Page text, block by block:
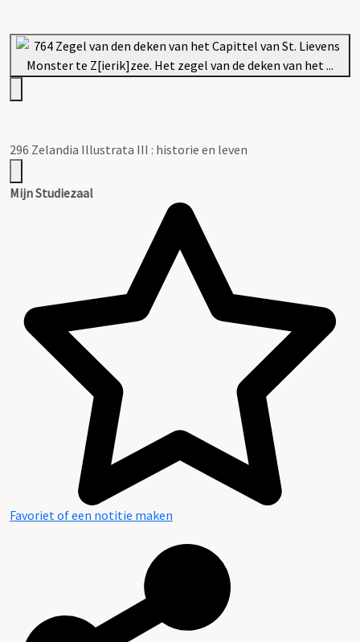
296 Zelandia Illustrata III : historie en leven
Mijn Studiezaal
Favoriet of een notitie maken